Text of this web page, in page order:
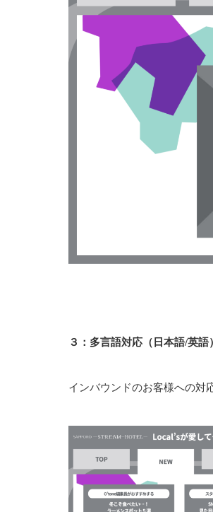
３： 多言語対応 （ 日本語/英語）
インバウンドのお客様への対